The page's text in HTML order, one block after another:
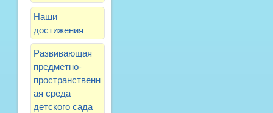
Наши
достижения
Развивающая
предметно-
пространственн
ая среда
детского сада